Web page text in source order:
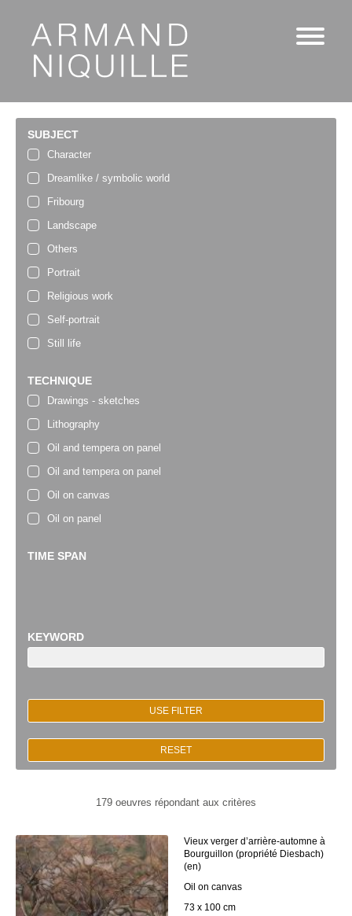
SUBJECT
Character
Dreamlike / symbolic world
Fribourg
Landscape
Others
Portrait
Religious work
Self-portrait
Still life
TECHNIQUE
Drawings - sketches
Lithography
Oil and tempera on panel
Oil and tempera on panel
Oil on canvas
Oil on panel
TIME SPAN
KEYWORD
USE FILTER
RESET
179 oeuvres répondant aux critères
Vieux verger d’arrière-automne à
Bourguillon (propriété Diesbach)
(en)
Oil on canvas
73 x 100 cm